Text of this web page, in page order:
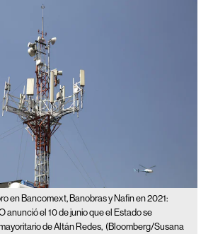
en Bancomext, Banobras y Nafin en 2021:
anunció el 10 de junio que el Estado se
de Altán Redes, (Bloomberg/Susana